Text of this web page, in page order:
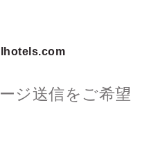
.com
ジ送信をご希望